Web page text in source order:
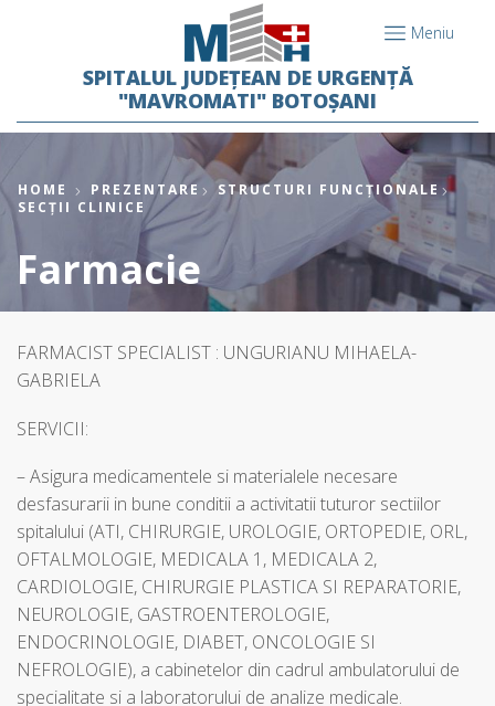
Meniu
SPITALUL JUDEȚEAN DE URGENȚĂ
"MAVROMATI" BOTOȘANI
HOME PREZENTARE
STRUCTURI FUNCȚIONALE
SECȚII CLINICE
Farmacie
FARMACIST SPECIALIST : UNGURIANU MIHAELA-
GABRIELA
SERVICII:
– Asigura medicamentele si materialele necesare
desfasurarii in bune conditii a activitatii tuturor sectiilor
spitalului (ATI, CHIRURGIE, UROLOGIE, ORTOPEDIE, ORL,
OFTALMOLOGIE, MEDICALA 1, MEDICALA 2,
CARDIOLOGIE, CHIRURGIE PLASTICA SI REPARATORIE,
NEUROLOGIE, GASTROENTEROLOGIE,
ENDOCRINOLOGIE, DIABET, ONCOLOGIE SI
NEFROLOGIE), a cabinetelor din cadrul ambulatorului de
specialitate si a laboratorului de analize medicale.